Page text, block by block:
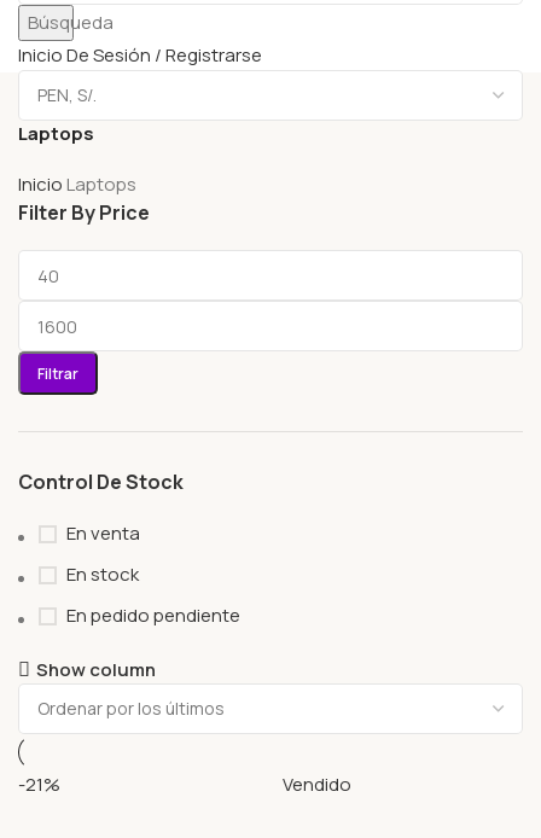
Búsqueda
Inicio De Sesión / Registrarse
Laptops
Inicio Laptops
Filter By Price
Filtrar
Control De Stock
En venta
En stock
En pedido pendiente
Show column
-21% Vendido